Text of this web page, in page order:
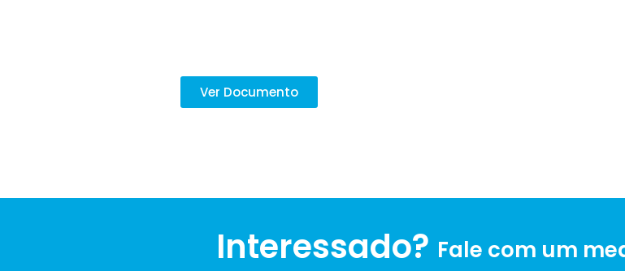
Ver Documento
Interessado? Fale com um